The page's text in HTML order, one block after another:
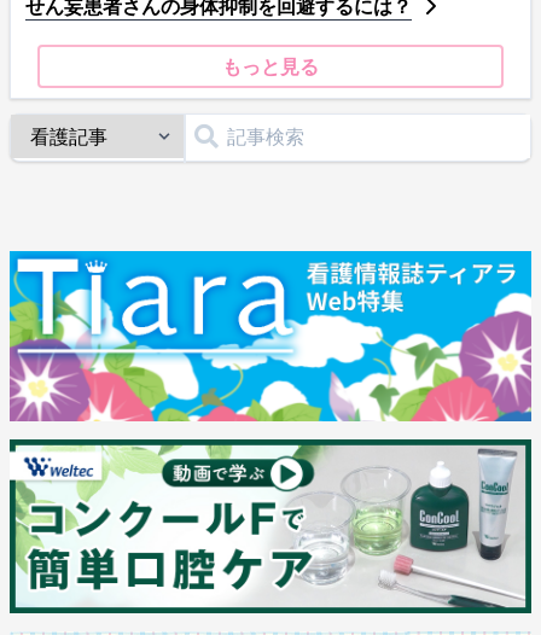
せん妄患者さんの身体抑制を回避するには？
もっと見る